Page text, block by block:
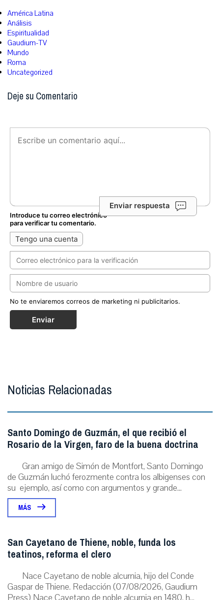
América Latina
Análisis
Espiritualidad
Gaudium-TV
Mundo
Roma
Uncategorized
Deje su Comentario
Enviar respuesta
Introduce tu correo electrónico
para verificar tu comentario.
Tengo una cuenta
No te enviaremos correos de marketing ni publicitarios.
Enviar
Noticias Relacionadas
Santo Domingo de Guzmán, el que recibió el
Rosario de la Virgen, faro de la buena doctrina
Gran amigo de Simón de Montfort, Santo Domingo
de Guzmán luchó ferozmente contra los albigenses con
su ejemplo, así como con argumentos y grande...
MÁS
San Cayetano de Thiene, noble, funda los
teatinos, reforma el clero
Nace Cayetano de noble alcurnia, hijo del Conde
Gaspar de Thiene. Redacción (07/08/2026, Gaudium